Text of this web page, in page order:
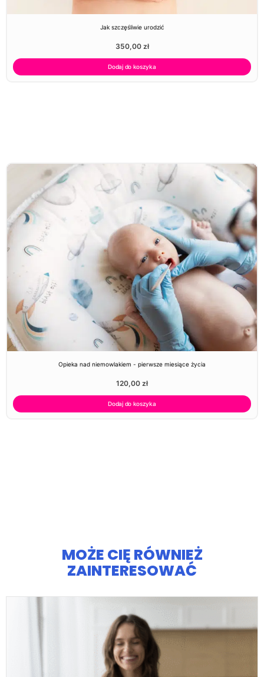
Jak szczęśliwie urodzić
350,00 zł
Dodaj do koszyka
Opieka nad niemowlakiem - pierwsze miesiące życia
120,00 zł
Dodaj do koszyka
MOŻE CIĘ RÓWNIEŻ
ZAINTERESOWAĆ